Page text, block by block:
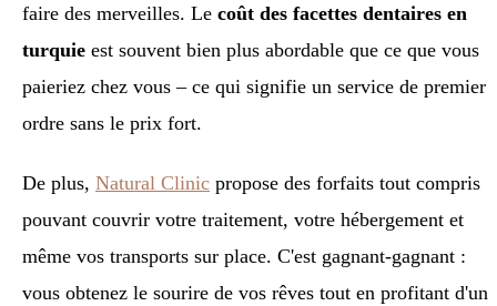
faire des merveilles. Le coût des facettes dentaires en
turquie est souvent bien plus abordable que ce que vous
paieriez chez vous – ce qui signifie un service de premier
ordre sans le prix fort.
De plus, Natural Clinic propose des forfaits tout compris
pouvant couvrir votre traitement, votre hébergement et
même vos transports sur place. C'est gagnant-gagnant :
vous obtenez le sourire de vos rêves tout en profitant d'un